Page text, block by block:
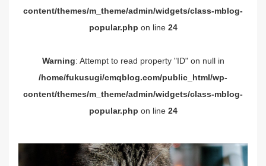
content/themes/m_theme/admin/widgets/class-mblog-
popular.php on line 24
Warning: Attempt to read property "ID" on null in
/home/fukusugi/cmqblog.com/public_html/wp-
content/themes/m_theme/admin/widgets/class-mblog-
popular.php on line 24